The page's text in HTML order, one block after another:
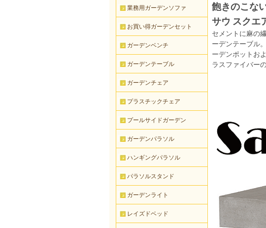
飽きのこな
サウ スクエ
セメントに麻の
ーデンテーブル
ーデンポットお
ラスファイバー
業務用ガーデンソファ
お買い得ガーデンセット
ガーデンベンチ
ガーデンテーブル
ガーデンチェア
プラスチックチェア
プールサイドガーデン
ガーデンパラソル
ハンギングパラソル
パラソルスタンド
ガーデンライト
レイズドベッド